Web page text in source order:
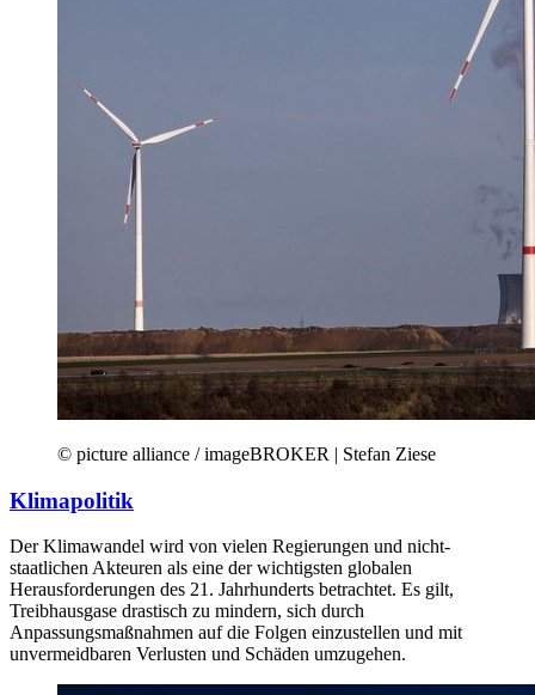
© picture alliance / imageBROKER | Stefan Ziese
Klimapolitik
Der Klimawandel wird von vielen Regierungen und nicht-
staatlichen Akteuren als eine der wichtigsten globalen
Herausforderungen des 21. Jahrhunderts betrachtet. Es gilt,
Treibhausgase drastisch zu mindern, sich durch
Anpassungsmaßnahmen auf die Folgen einzustellen und mit
unvermeidbaren Verlusten und Schäden umzugehen.